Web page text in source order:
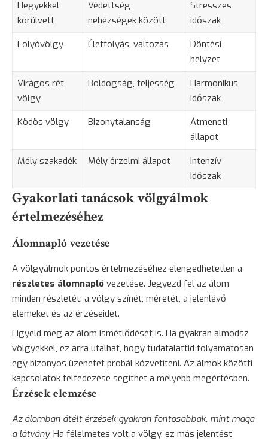
Hegyekkel
körülvett
Védettség
nehézségek között
Stresszes
időszak
Folyóvölgy
Életfolyás, változás
Döntési
helyzet
Virágos rét
völgy
Boldogság, teljesség
Harmonikus
időszak
Ködös völgy
Bizonytalanság
Átmeneti
állapot
Mély szakadék
Mély érzelmi állapot
Intenzív
időszak
Gyakorlati tanácsok völgyálmok
értelmezéséhez
Álomnapló vezetése
A völgyálmok pontos értelmezéséhez elengedhetetlen a
részletes álomnapló vezetése. Jegyezd fel az álom
minden részletét: a völgy színét, méretét, a jelenlévő
elemeket és az érzéseidet.
Figyeld meg az álom ismétlődését is. Ha gyakran álmodsz
völgyekkel, ez arra utalhat, hogy tudatalattid folyamatosan
egy bizonyos üzenetet próbál közvetíteni. Az álmok közötti
kapcsolatok felfedezése segíthet a mélyebb megértésben.
Érzések elemzése
Az álomban átélt érzések gyakran fontosabbak, mint maga
a látvány. Ha félelmetes volt a völgy, ez más jelentést